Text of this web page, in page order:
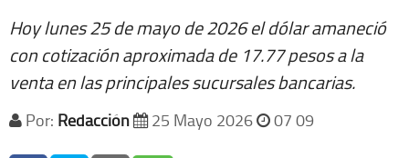
Hoy lunes 25 de mayo de 2026 el dólar amaneció
con cotización aproximada de 17.77 pesos a la
venta en las principales sucursales bancarias.
Por: Redacción 25 Mayo 2026 07 09